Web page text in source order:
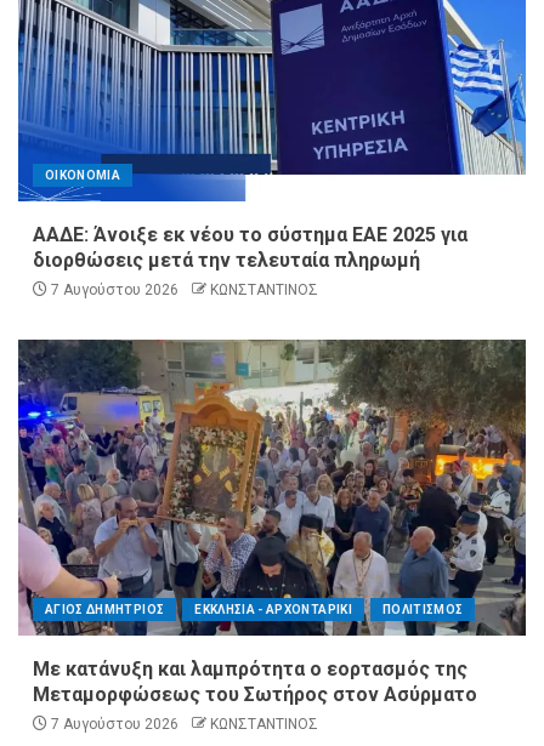
ΟΙΚΟΝΟΜΙΑ
ΑΑΔΕ: Άνοιξε εκ νέου το σύστημα ΕΑΕ 2025 για
διορθώσεις μετά την τελευταία πληρωμή
7 Αυγούστου 2026 ΚΩΝΣΤΑΝΤΙΝΟΣ
ΑΓΙΟΣ ΔΗΜΗΤΡΙΟΣ ΕΚΚΛΗΣΙΑ - ΑΡΧΟΝΤΑΡΙΚΙ ΠΟΛΙΤΙΣΜΟΣ
Με κατάνυξη και λαμπρότητα ο εορτασμός της
Μεταμορφώσεως του Σωτήρος στον Ασύρματο
7 Αυγούστου 2026 ΚΩΝΣΤΑΝΤΙΝΟΣ